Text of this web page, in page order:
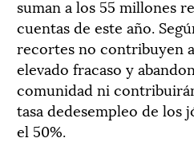
suman a los 55 millones
cuentas de este año.
recortes no contribuyen
elevado fracaso y
comunidad ni
tasa dedesempleo de los
el 50%.